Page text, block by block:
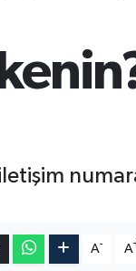
A- A